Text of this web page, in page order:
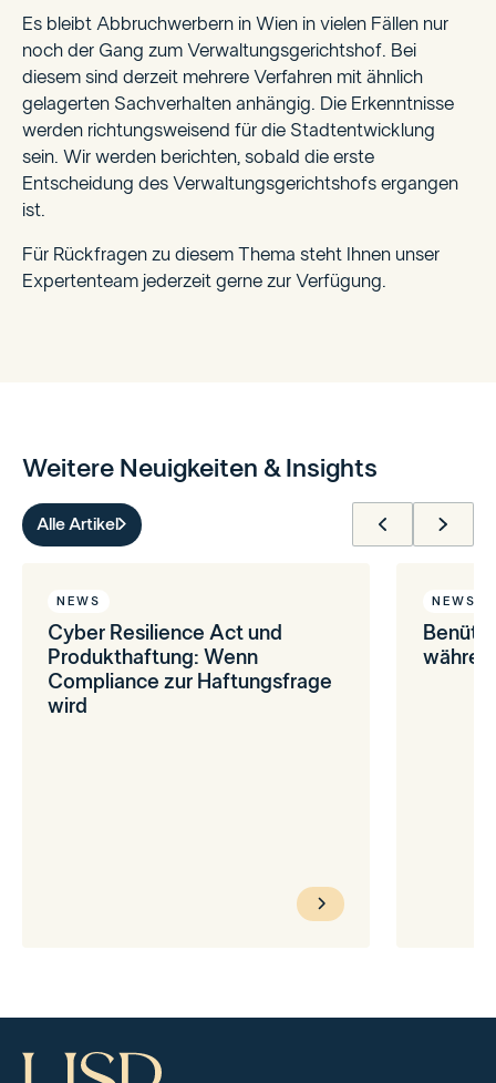
Es bleibt Abbruchwerbern in Wien in vielen Fällen nur
noch der Gang zum Verwaltungsgerichtshof. Bei
diesem sind derzeit mehrere Verfahren mit ähnlich
gelagerten Sachverhalten anhängig. Die Erkenntnisse
werden richtungsweisend für die Stadtentwicklung
sein. Wir werden berichten, sobald die erste
Entscheidung des Verwaltungsgerichtshofs ergangen
ist.
Für Rückfragen zu diesem Thema steht Ihnen unser
Expertenteam jederzeit gerne zur Verfügung.
Weitere Neuigkeiten & Insights
Alle Artikel
NEWS
Cyber Resilience Act und
Produkthaftung: Wenn
Compliance zur Haftungsfrage
wird
NEWS